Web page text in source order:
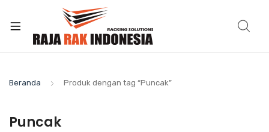
Beranda Produk dengan tag “Puncak”
Puncak